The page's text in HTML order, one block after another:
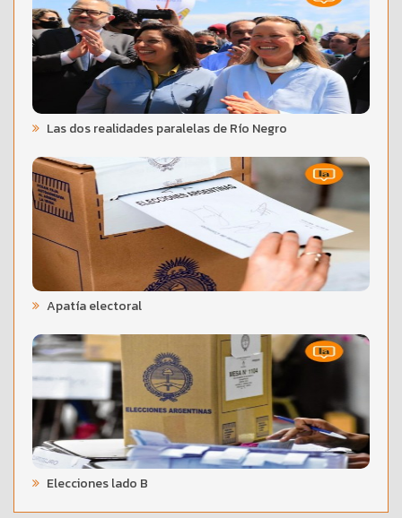
Las dos realidades paralelas de Río Negro
Apatía electoral
Elecciones lado B